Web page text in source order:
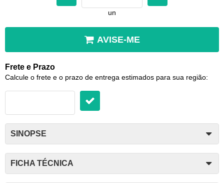
un
AVISE-ME
Frete e Prazo
Calcule o frete e o prazo de entrega estimados para sua região:
SINOPSE
FICHA TÉCNICA